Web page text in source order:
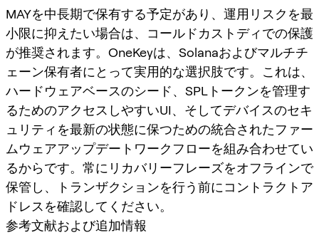
MAYを中長期で保有する予定があり、運用リスクを最
小限に抑えたい場合は、コールドカストディでの保護
が推奨されます。OneKeyは、Solanaおよびマルチチ
ェーン保有者にとって実用的な選択肢です。これは、
ハードウェアベースのシード、SPLトークンを管理す
るためのアクセスしやすいUI、そしてデバイスのセキ
ュリティを最新の状態に保つための統合されたファー
ムウェアアップデートワークフローを組み合わせてい
るからです。常にリカバリーフレーズをオフラインで
保管し、トランザクションを行う前にコントラクトア
ドレスを確認してください。
参考文献および追加情報